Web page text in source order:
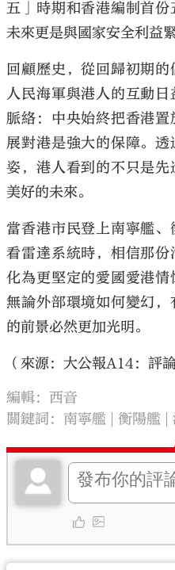
五」時期和香港編制首
未來更是與國家安全利益
回顧歷史，從回歸初期的
人民海軍與港人的互動
脈絡：中央始終把香港
展對港是強大的保障。
姿，港人看到的不只是
美好的未來。
當香港市民登上南寧艦
看雷達系統時，相信那
化為更堅定的愛國愛港情
無論外部環境如何變幻
的前景必然更加光明。
（來源：大公報A14：評
編輯：西音
關鍵詞： 南寧艦 衡陽艦